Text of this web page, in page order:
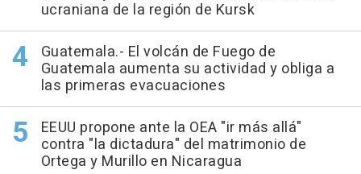
ucraniana de la región de Kursk
Guatemala.- El volcán de Fuego de
Guatemala aumenta su actividad y obliga a
las primeras evacuaciones
EEUU propone ante la OEA "ir más allá"
contra "la dictadura" del matrimonio de
Ortega y Murillo en Nicaragua